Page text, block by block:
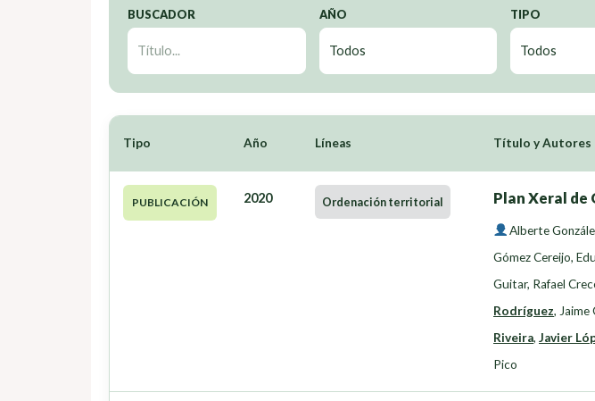
BUSCADOR AÑO TIPO
Tipo Año Líneas Título y Autores
PUBLICACIÓN 2020 Ordenación territorial Plan Xeral de
Alberte
Gómez Cereijo,
Guitar, Rafael
Rodríguez, Jaime
Riveira, Javier
Pico